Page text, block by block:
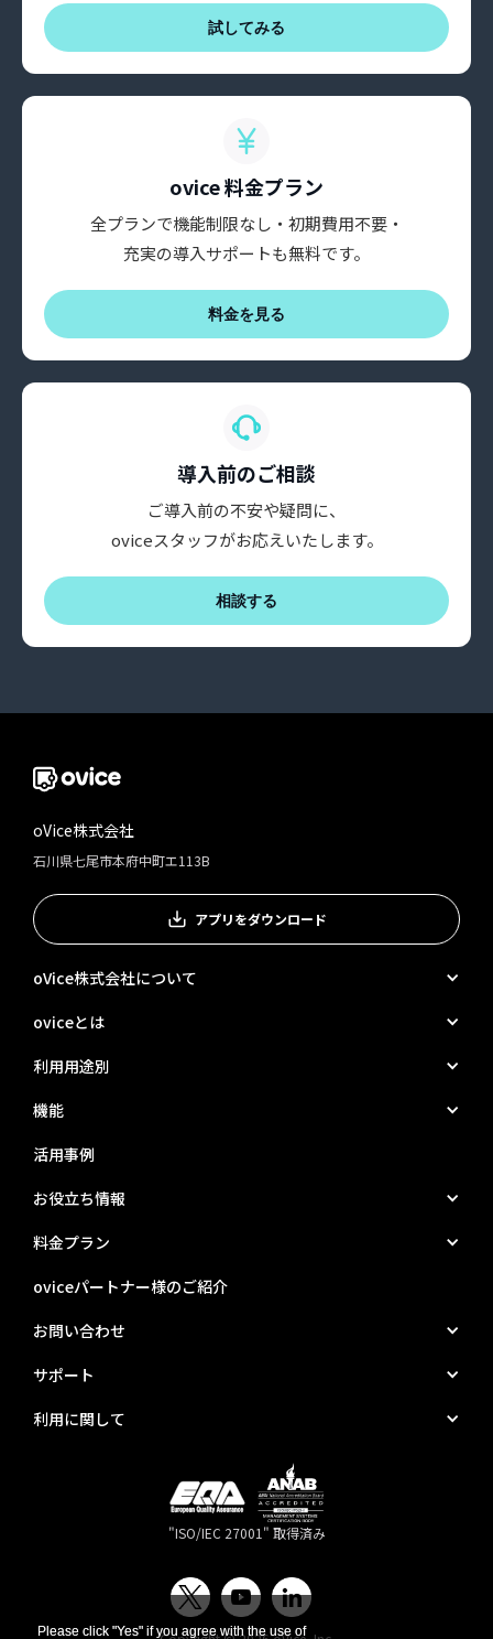
試してみる
ovice 料金プラン
全プランで機能制限なし・初期費用不要・
充実の導入サポートも無料です。
料金を見る
導入前のご相談
ご導入前の不安や疑問に、
oviceスタッフがお応えいたします。
相談する
oVice株式会社
石川県七尾市本府中町エ113B
アプリをダウンロード
oVice株式会社について
oviceとは
利用用途別
機能
活用事例
お役立ち情報
料金プラン
oviceパートナー様のご紹介
お問い合わせ
サポート
利用に関して
"ISO/IEC 27001" 取得済み
Please click "Yes" if you agree with the use of
Please click "Yes" if you agree with the use of